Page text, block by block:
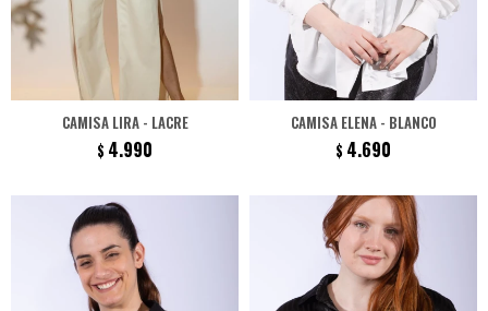
CAMISA LIRA - LACRE
$ 4.990
CAMISA ELENA - BLANCO
$ 4.690